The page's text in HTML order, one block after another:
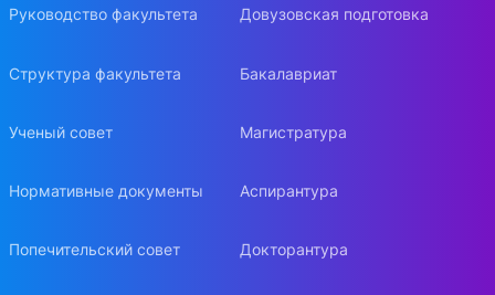
Руководство факультета
Структура факультета
Ученый совет
Нормативные документы
Попечительский совет
Довузовская подготовка
Бакалавриат
Магистратура
Аспирантура
Докторантура